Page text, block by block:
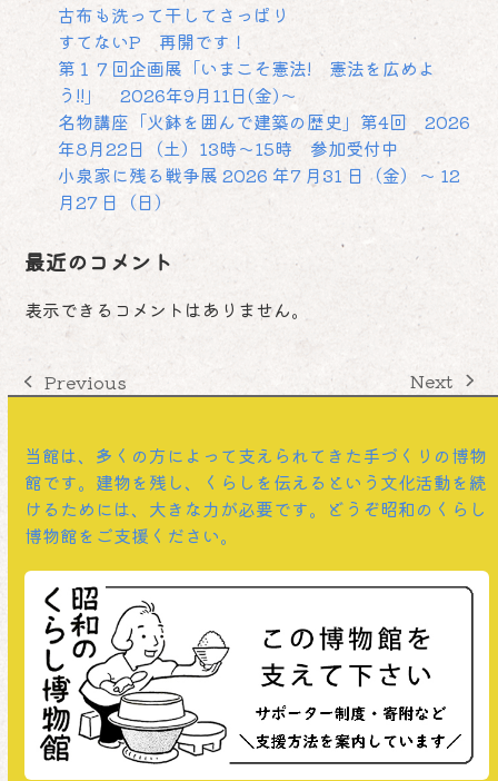
古布も洗って干してさっぱり
すてないP 再開です！
第１７回企画展「いまこそ憲法! 憲法を広めよ
う!!」 2026年9月11日(金)～
名物講座「火鉢を囲んで建築の歴史」第4回 2026
年8月22日（土）13時～15時 参加受付中
小泉家に残る戦争展 2026 年7 月31 日（金）～ 12
月27 日（日）
最近のコメント
表示できるコメントはありません。
previous
Previous
next
Next
当館は、多くの方によって支えられてきた手づくりの博物
館です。建物を残し、くらしを伝えるという文化活動を続
けるためには、大きな力が必要です。どうぞ昭和のくらし
博物館をご支援ください。